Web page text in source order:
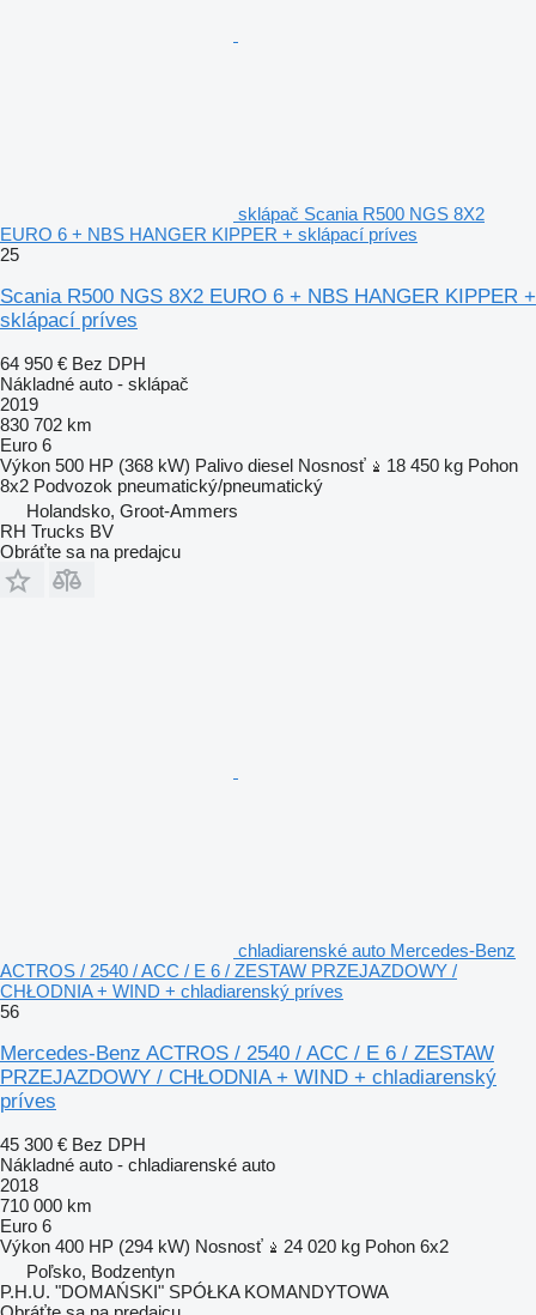
sklápač Scania R500 NGS 8X2
EURO 6 + NBS HANGER KIPPER + sklápací príves
25
Scania R500 NGS 8X2 EURO 6 + NBS HANGER KIPPER +
sklápací príves
64 950 € Bez DPH
Nákladné auto - sklápač
2019
830 702 km
Euro 6
Výkon 500 HP (368 kW) Palivo diesel Nosnosť 18 450 kg Pohon
8x2 Podvozok pneumatický/pneumatický
Holandsko, Groot-Ammers
RH Trucks BV
Obráťte sa na predajcu
chladiarenské auto Mercedes-Benz
ACTROS / 2540 / ACC / E 6 / ZESTAW PRZEJAZDOWY /
CHŁODNIA + WIND + chladiarenský príves
56
Mercedes-Benz ACTROS / 2540 / ACC / E 6 / ZESTAW
PRZEJAZDOWY / CHŁODNIA + WIND + chladiarenský
príves
45 300 € Bez DPH
Nákladné auto - chladiarenské auto
2018
710 000 km
Euro 6
Výkon 400 HP (294 kW) Nosnosť 24 020 kg Pohon 6x2
Poľsko, Bodzentyn
P.H.U. "DOMAŃSKI" SPÓŁKA KOMANDYTOWA